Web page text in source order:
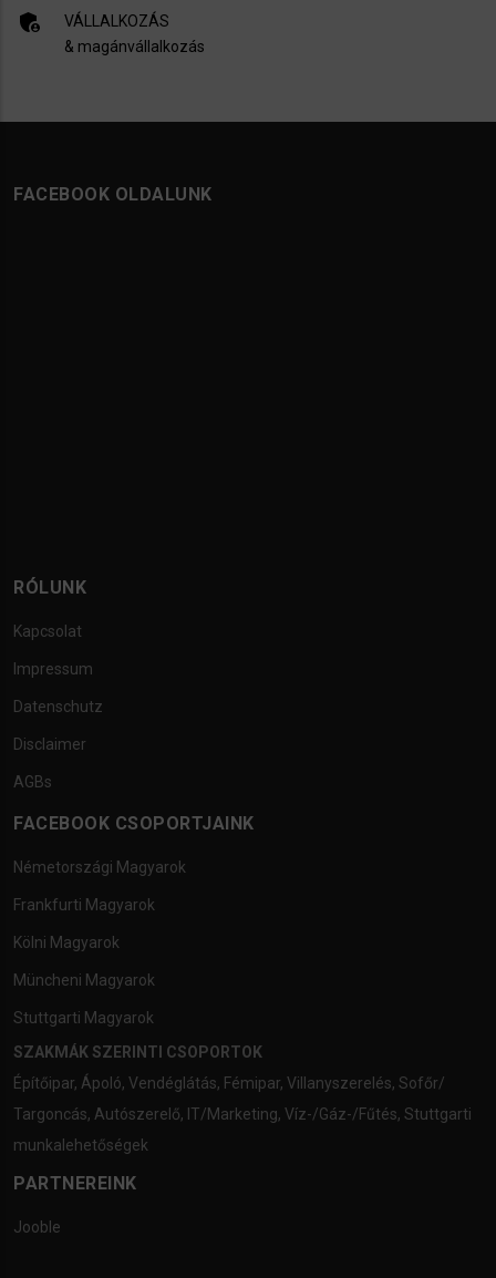
admin_panel_settings
VÁLLALKOZÁS
& magánvállalkozás
FACEBOOK OLDALUNK
RÓLUNK
Kapcsolat
Impressum
Datenschutz
Disclaimer
AGBs
FACEBOOK CSOPORTJAINK
Németországi Magyarok
Frankfurti Magyarok
Kölni Magyarok
Müncheni Magyarok
Stuttgarti Magyarok
SZAKMÁK SZERINTI CSOPORTOK
Építőipar, Ápoló, Vendéglátás, Fémipar, Villanyszerelés, Sofőr/
Targoncás, Autószerelő, IT/Marketing, Víz-/Gáz-/Fűtés, Stuttgarti
munkalehetőségek
PARTNEREINK
Jooble